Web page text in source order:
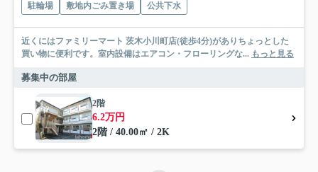
駐輪場 敷地内ごみ置き場 公共下水
近くにはファミリーマート 茨木小川町店(徒歩4分)がありちょっとした
買い物に便利です。室内設備はエアコン・フローリングな... もっと見る
募集中の部屋
2階
6.2万円
2階 / 40.00㎡ / 2K